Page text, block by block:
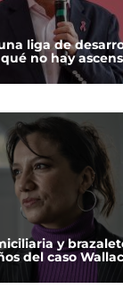
liga de
no hay
y
del caso